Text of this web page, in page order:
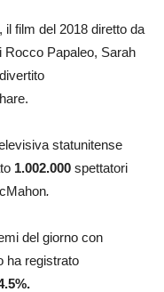
, il film del 2018 diretto da
Rocco Papaleo, Sarah
statunitense
1.002.000 spettatori
.
del giorno con
ha registrato
%.